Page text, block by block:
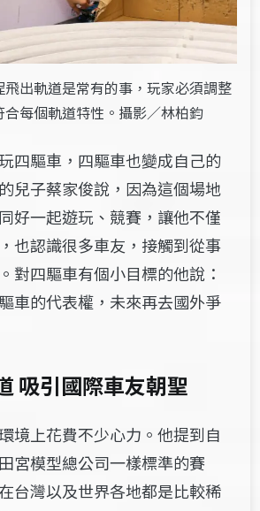
出軌道是常有的事，玩家必須調整
合每個軌道特性。攝影／林柏鈞
四驅車，四驅車也變成自己的
兒子蔡家俊說，因為這個場地
好一起遊玩、競賽，讓他不僅
也認識很多車友，接觸到從事
對四驅車有個小目標的他說：
車的代表權，未來再去國外爭
吸引國際車友朝聖
境上花費不少心力。他提到自
宮模型總公司一樣標準的賽
台灣以及世界各地都是比較稀